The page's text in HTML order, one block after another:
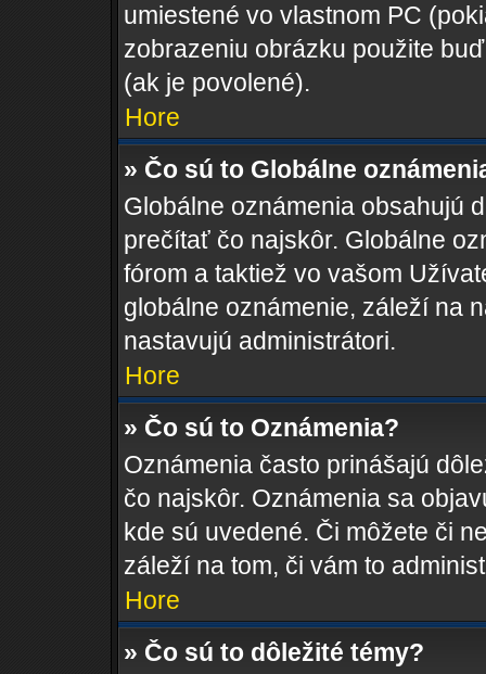
umiestené vo vlastnom PC
zobrazeniu obrázku použite
(ak je povolené).
Hore
» Čo sú to Globálne
Globálne oznámenia obsahujú
prečítať čo najskôr. Globálne
fórom a taktiež vo vašom
globálne oznámenie, záleží na
nastavujú administrátori.
Hore
» Čo sú to Oznámenia?
Oznámenia často prinášajú
čo najskôr. Oznámenia sa
kde sú uvedené. Či môžete či
záleží na tom, či vám to
Hore
» Čo sú to dôležité témy?